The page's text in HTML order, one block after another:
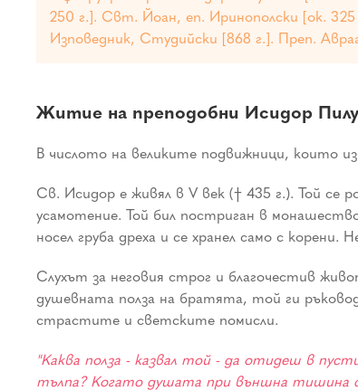
250 г.]. Свт. Йоан, еп. Иринополски [ок.
Изповедник, Студийски [868 г.]. Преп.
Житие на преподобни Исидор
В числото на великите подвижници, които
Св. Исидор е живял в V век († 435 г.). Той се
усамотение. Той бил постриган в
носел груба дреха и се хранел само с корени.
Слухът за неговия строг и благочестив
душевната полза на братята, той ги
страстите и светските помисли.
"Каква полза - казвал той - да отидеш в
тълпа? Когато душата при външна тишина